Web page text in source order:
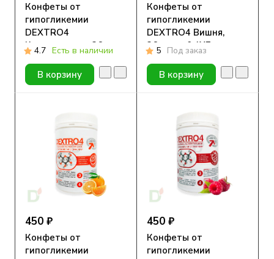
Конфеты от
гипогликемии
DEXTRO4
Классические, 36шт
по 0,4ХЕ
4.7 Есть в наличии
В корзину
Конфеты от
гипогликемии
DEXTRO4 Вишня,
36шт по 0,4ХЕ
5 Под заказ
В корзину
450 ₽
Конфеты от
гипогликемии
450 ₽
Конфеты от
гипогликемии